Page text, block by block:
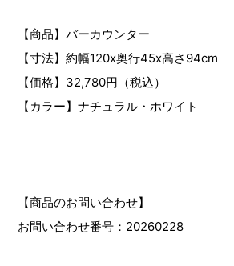
【商品】バーカウンター
【寸法】約幅120x奥行45x高さ94cm
【価格】32,780円（税込）
【カラー】ナチュラル・ホワイト
【商品のお問い合わせ】
お問い合わせ番号：20260228